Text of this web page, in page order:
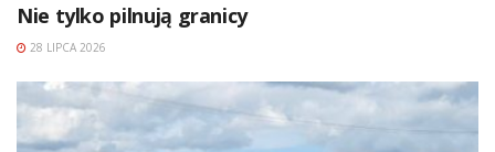
Nie tylko pilnują granicy
28 LIPCA 2026